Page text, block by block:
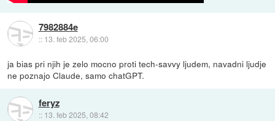
7982884e
:: 13. feb 2025, 06:00
ja bias pri njih je zelo mocno proti tech-savvy ljudem, navadni ljudje
ne poznajo Claude, samo chatGPT.
feryz
:: 13. feb 2025, 08:42